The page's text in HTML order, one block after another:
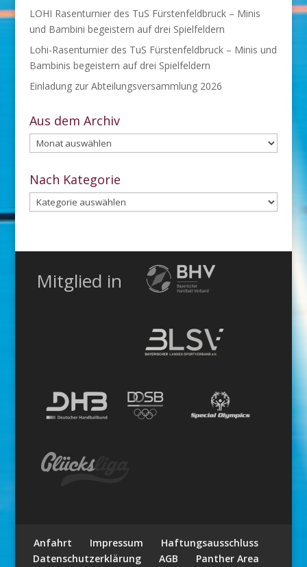
LOHI Rasenturnier des TuS Fürstenfeldbruck – Minis
und Bambini begeistern auf drei Spielfeldern
Lohi-Rasenturnier des TuS Fürstenfeldbruck – Minis und
Bambinis begeistern auf drei Spielfeldern
Einladung zur Abteilungsversammlung 2026
Aus dem Archiv
Aus
dem
Archiv
Nach Kategorie
Nach
Kategorie
Mitglied in
Anfahrt Impressum
Haftungsausschluss
Datenschutzerklärung
AGB Panther Area